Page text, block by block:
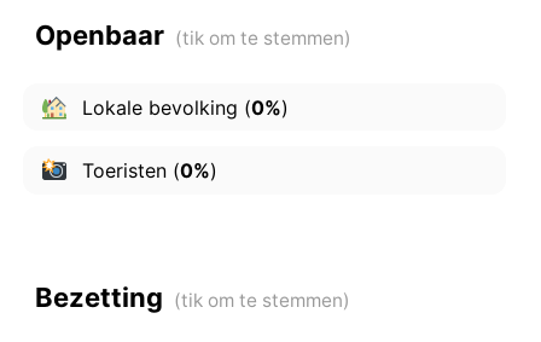
Openbaar
Lokale bevolking (0%)
Toeristen(0%)
Bezetting